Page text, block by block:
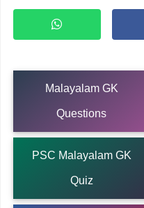
Malayalam GK
Questions
PSC Malayalam GK
Quiz